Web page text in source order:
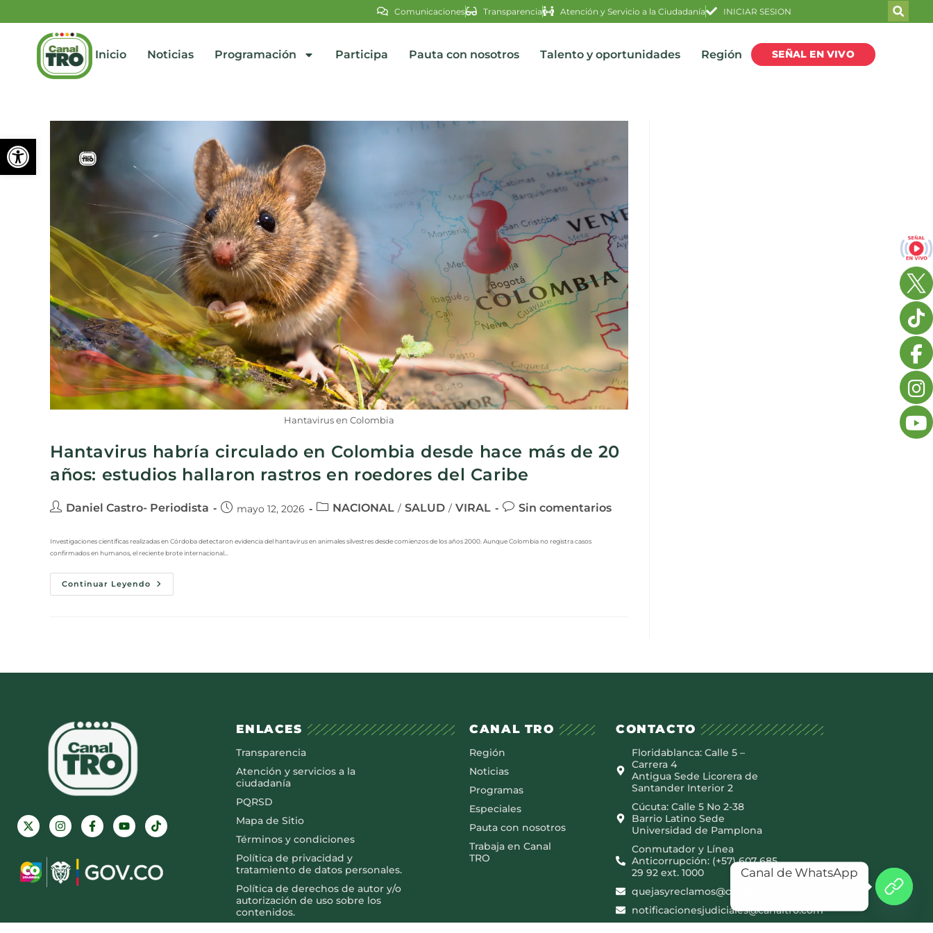
Abrir barra de herramientas
Comunicaciones Transparencia Atención y Servicio a la Ciudadanía INICIAR SESION
Inicio Noticias Programación Participa Pauta con nosotros Talento y oportunidades Región SEÑAL EN VIVO
Hantavirus en Colombia
Hantavirus habría circulado en Colombia desde hace más de 20
años: estudios hallaron rastros en roedores del Caribe
Daniel Castro- Periodista mayo 12, 2026 NACIONAL / SALUD / VIRAL Sin comentarios
Investigaciones científicas realizadas en Córdoba detectaron evidencia del hantavirus en animales silvestres desde comienzos de los años 2000. Aunque Colombia no registra casos
confirmados en humanos, el reciente brote internacional…
Continuar Leyendo
ENLACES
Transparencia
Atención y servicios a la
ciudadanía
PQRSD
Mapa de Sitio
Términos y condiciones
Política de privacidad y
tratamiento de datos personales.
Política de derechos de autor y/o
autorización de uso sobre los
contenidos.
CANAL TRO
Región
Noticias
Programas
Especiales
Pauta con nosotros
Trabaja en Canal
TRO
CONTACTO
Floridablanca: Calle 5 –
Carrera 4
Antigua Sede Licorera de
Santander Interior 2
Cúcuta: Calle 5 No 2-38
Barrio Latino Sede
Universidad de Pamplona
Conmutador y Línea
Anticorrupción: (+57) 607 685
29 92 ext. 1000
quejasyreclamos@canaltro.com
notificacionesjudiciales@canaltro.com
Canal de WhatsApp